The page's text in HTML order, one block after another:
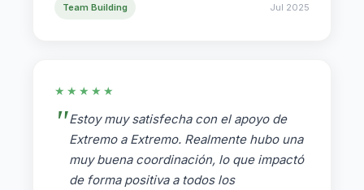
Team Building Jul 2025
★★★★★
Estoy muy satisfecha con el apoyo de
Extremo a Extremo. Realmente hubo una
muy buena coordinación, lo que impactó
de forma positiva a todos los